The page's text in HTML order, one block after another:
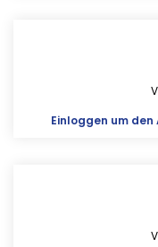
Einloggen um den